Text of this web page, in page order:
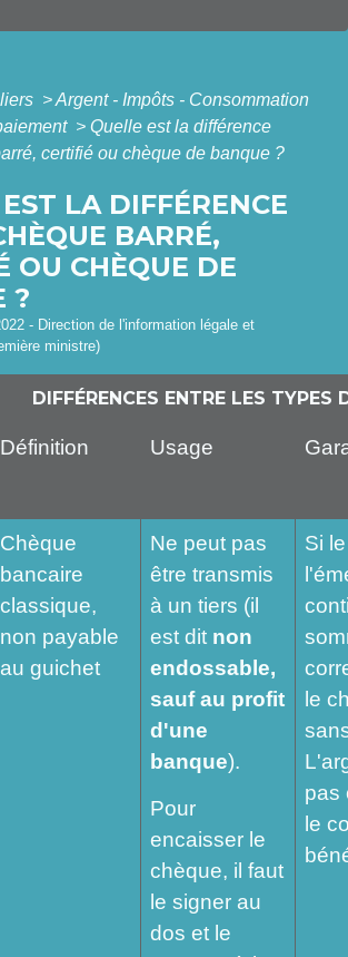
>Argent - Impôts - Consommation
> Quelle est la différence
certifié ou chèque de banque ?
LA DIFFÉRENCE
BARRÉ,
OU CHÈQUE DE
?
- Direction de l'information légale et
ministre)
DIFFÉRENCES ENTRE LES TYPES
Définition Usage
Chèque
bancaire
classique,
non payable
au guichet
Ne peut pas
être transmis
à un tiers (il
est dit non
endossable,
sauf au profit
d'une
banque).
Pour
encaisser le
chèque, il faut
le signer au
dos et le
Si
le
pas
le